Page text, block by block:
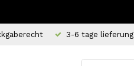
3-6 tage lieferung